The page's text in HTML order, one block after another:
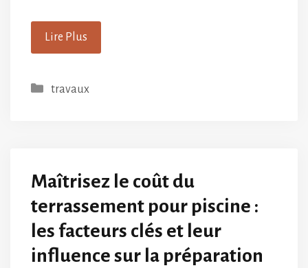
Lire Plus
Catégories
travaux
Maîtrisez le coût du
terrassement pour piscine :
les facteurs clés et leur
influence sur la préparation